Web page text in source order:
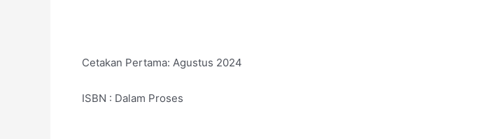
Cetakan Pertama: Agustus 2024
ISBN : Dalam Proses